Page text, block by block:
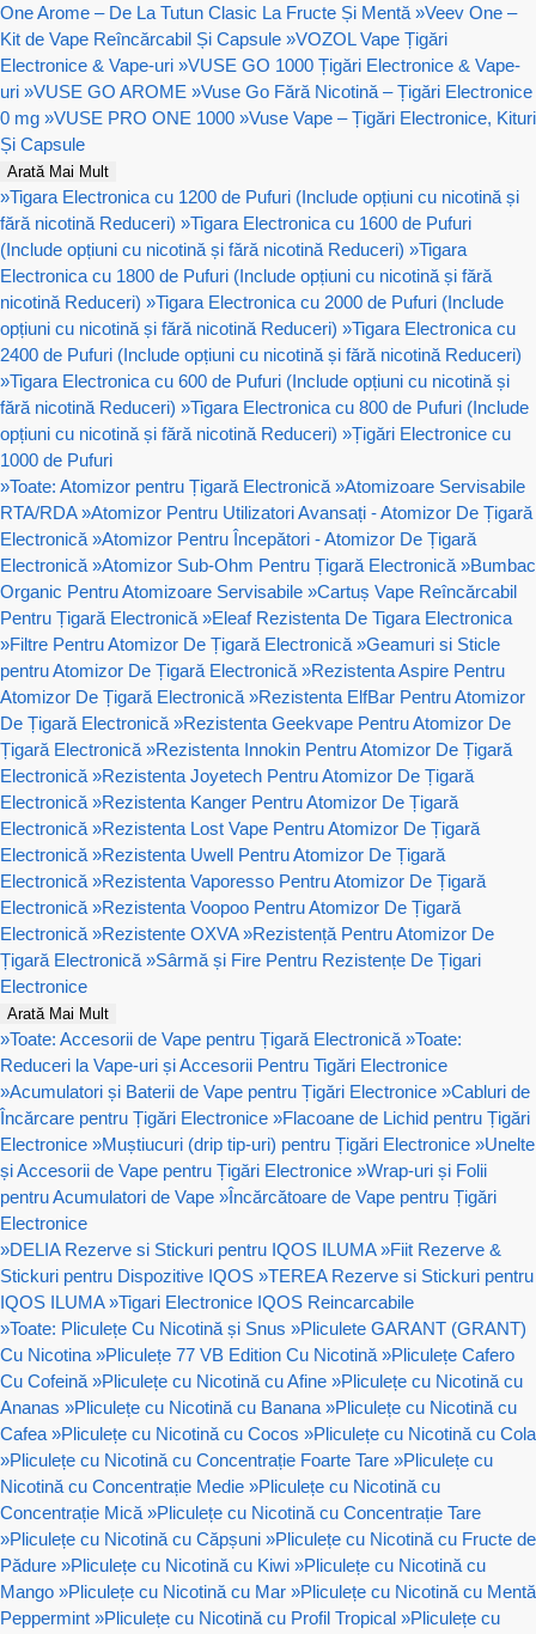
One Arome – De La Tutun Clasic La Fructe Și Mentă »Veev One –
Kit de Vape Reîncărcabil Și Capsule »VOZOL Vape Țigări
Electronice & Vape-uri »VUSE GO 1000 Țigări Electronice & Vape-
uri »VUSE GO AROME »Vuse Go Fără Nicotină – Țigări Electronice
0 mg »VUSE PRO ONE 1000 »Vuse Vape – Țigări Electronice, Kituri
Și Capsule
Arată Mai Mult
»Tigara Electronica cu 1200 de Pufuri (Include opțiuni cu nicotină și
fără nicotină Reduceri) »Tigara Electronica cu 1600 de Pufuri
(Include opțiuni cu nicotină și fără nicotină Reduceri) »Tigara
Electronica cu 1800 de Pufuri (Include opțiuni cu nicotină și fără
nicotină Reduceri) »Tigara Electronica cu 2000 de Pufuri (Include
opțiuni cu nicotină și fără nicotină Reduceri) »Tigara Electronica cu
2400 de Pufuri (Include opțiuni cu nicotină și fără nicotină Reduceri)
»Tigara Electronica cu 600 de Pufuri (Include opțiuni cu nicotină și
fără nicotină Reduceri) »Tigara Electronica cu 800 de Pufuri (Include
opțiuni cu nicotină și fără nicotină Reduceri) »Țigări Electronice cu
1000 de Pufuri
»Toate: Atomizor pentru Țigară Electronică »Atomizoare Servisabile
RTA/RDA »Atomizor Pentru Utilizatori Avansați - Atomizor De Țigară
Electronică »Atomizor Pentru Începători - Atomizor De Țigară
Electronică »Atomizor Sub-Ohm Pentru Țigară Electronică »Bumbac
Organic Pentru Atomizoare Servisabile »Cartuș Vape Reîncărcabil
Pentru Țigară Electronică »Eleaf Rezistenta De Tigara Electronica
»Filtre Pentru Atomizor De Țigară Electronică »Geamuri si Sticle
pentru Atomizor De Țigară Electronică »Rezistenta Aspire Pentru
Atomizor De Țigară Electronică »Rezistenta ElfBar Pentru Atomizor
De Țigară Electronică »Rezistenta Geekvape Pentru Atomizor De
Țigară Electronică »Rezistenta Innokin Pentru Atomizor De Țigară
Electronică »Rezistenta Joyetech Pentru Atomizor De Țigară
Electronică »Rezistenta Kanger Pentru Atomizor De Țigară
Electronică »Rezistenta Lost Vape Pentru Atomizor De Țigară
Electronică »Rezistenta Uwell Pentru Atomizor De Țigară
Electronică »Rezistenta Vaporesso Pentru Atomizor De Țigară
Electronică »Rezistenta Voopoo Pentru Atomizor De Țigară
Electronică »Rezistente OXVA »Rezistență Pentru Atomizor De
Țigară Electronică »Sârmă și Fire Pentru Rezistențe De Țigari
Electronice
Arată Mai Mult
»Toate: Accesorii de Vape pentru Țigară Electronică »Toate:
Reduceri la Vape-uri și Accesorii Pentru Tigări Electronice
»Acumulatori și Baterii de Vape pentru Țigări Electronice »Cabluri de
Încărcare pentru Țigări Electronice »Flacoane de Lichid pentru Țigări
Electronice »Muștiucuri (drip tip-uri) pentru Țigări Electronice »Unelte
și Accesorii de Vape pentru Țigări Electronice »Wrap-uri și Folii
pentru Acumulatori de Vape »Încărcătoare de Vape pentru Țigări
Electronice
»DELIA Rezerve si Stickuri pentru IQOS ILUMA »Fiit Rezerve &
Stickuri pentru Dispozitive IQOS »TEREA Rezerve si Stickuri pentru
IQOS ILUMA »Tigari Electronice IQOS Reincarcabile
»Toate: Pliculețe Cu Nicotină și Snus »Pliculete GARANT (GRANT)
Cu Nicotina »Pliculețe 77 VB Edition Cu Nicotină »Pliculețe Cafero
Cu Cofeină »Pliculețe cu Nicotină cu Afine »Pliculețe cu Nicotină cu
Ananas »Pliculețe cu Nicotină cu Banana »Pliculețe cu Nicotină cu
Cafea »Pliculețe cu Nicotină cu Cocos »Pliculețe cu Nicotină cu Cola
»Pliculețe cu Nicotină cu Concentrație Foarte Tare »Pliculețe cu
Nicotină cu Concentrație Medie »Pliculețe cu Nicotină cu
Concentrație Mică »Pliculețe cu Nicotină cu Concentrație Tare
»Pliculețe cu Nicotină cu Căpșuni »Pliculețe cu Nicotină cu Fructe de
Pădure »Pliculețe cu Nicotină cu Kiwi »Pliculețe cu Nicotină cu
Mango »Pliculețe cu Nicotină cu Mar »Pliculețe cu Nicotină cu Mentă
Peppermint »Pliculețe cu Nicotină cu Profil Tropical »Pliculețe cu